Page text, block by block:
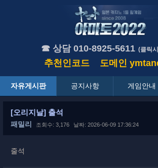
☎ 상담 010-8925-5611 (클릭
추천인코드 도메인
자유게시판 공지사항 게임안내
[오리지날] 출석
패밀리 조회수: 3,176 날짜: 2026-06-09 17:36:24
줄석